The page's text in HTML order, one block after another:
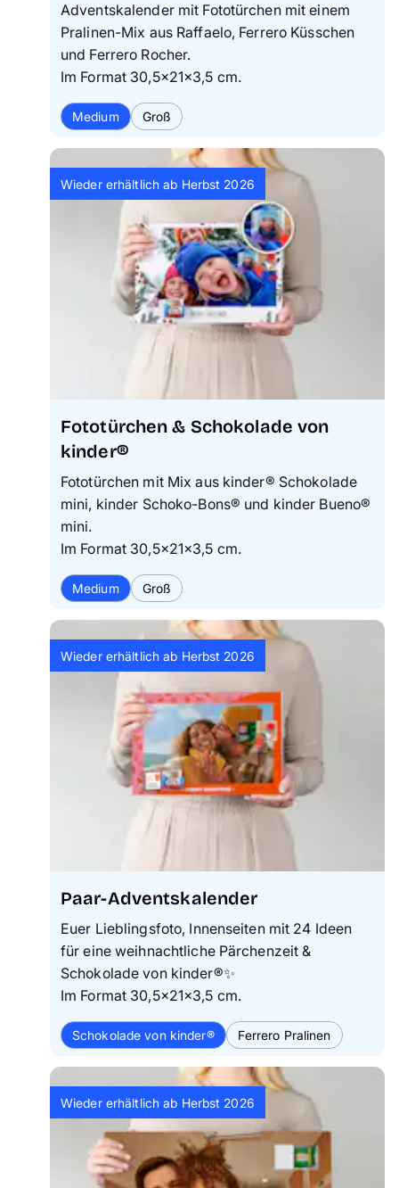
Adventskalender mit Fototürchen mit einem
Pralinen-Mix aus Raffaelo, Ferrero Küsschen
und Ferrero Rocher.
Im Format 30,5×21×3,5 cm.
Medium Groß
Wieder erhältlich ab Herbst 2026
Fototürchen & Schokolade von
kinder®
Fototürchen mit Mix aus kinder® Schokolade
mini, kinder Schoko-Bons® und kinder Bueno®
mini.
Im Format 30,5×21×3,5 cm.
Medium Groß
Wieder erhältlich ab Herbst 2026
Paar-Adventskalender
Euer Lieblingsfoto, Innenseiten mit 24 Ideen
für eine weihnachtliche Pärchenzeit &
Schokolade von kinder®✨
Im Format 30,5×21×3,5 cm.
Schokolade von kinder® Ferrero Pralinen
Wieder erhältlich ab Herbst 2026